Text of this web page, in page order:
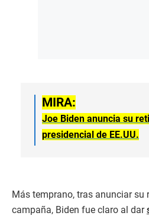
MIRA:
Joe Biden anuncia su
presidencial de EE.UU.
Más temprano, tras anunciar su
campaña, Biden fue claro al dar